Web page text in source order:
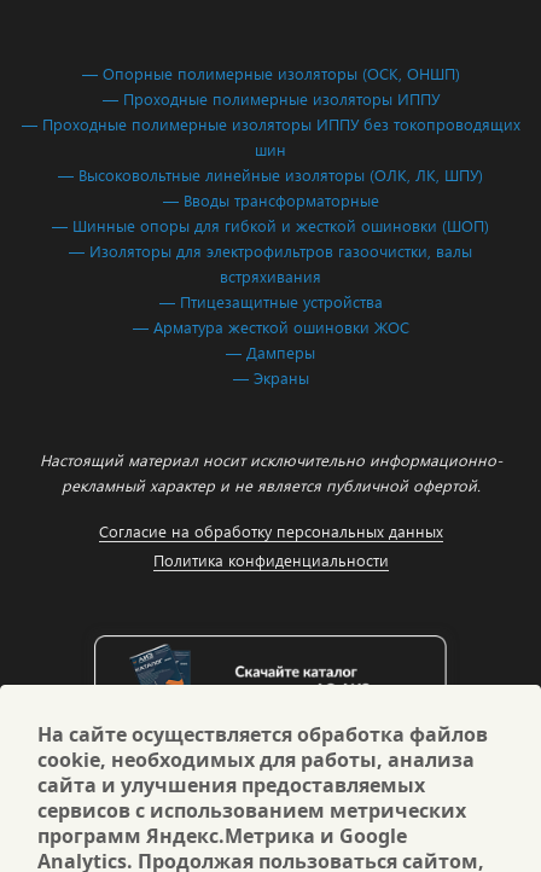
— Опорные полимерные изоляторы (ОСК, ОНШП)
— Проходные полимерные изоляторы ИППУ
— Проходные полимерные изоляторы ИППУ без токопроводящих
шин
— Высоковольтные линейные изоляторы (ОЛК, ЛК, ШПУ)
— Вводы трансформаторные
— Шинные опоры для гибкой и жесткой ошиновки (ШОП)
— Изоляторы для электрофильтров газоочистки, валы
встряхивания
— Птицезащитные устройства
— Арматура жесткой ошиновки ЖОС
— Дамперы
— Экраны
Настоящий материал носит исключительно информационно-
рекламный характер и не является публичной офертой.
Согласие на обработку персональных данных
Политика конфиденциальности
На сайте осуществляется обработка файлов
cookie, необходимых для работы, анализа
сайта и улучшения предоставляемых
сервисов с использованием метрических
программ Яндекс.Метрика и Google
Analytics. Продолжая пользоваться сайтом,